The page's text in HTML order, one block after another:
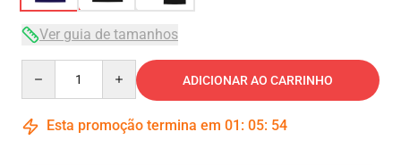
Ver guia de tamanhos
ADICIONAR AO CARRINHO
Esta promoção termina em 01 : 05: 53